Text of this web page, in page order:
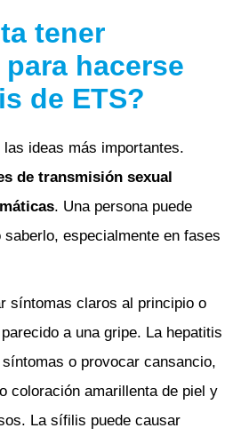
tener
hacerse
de ETS?
ideas más importantes.
de transmisión sexual
. Una persona puede
especialmente en fases
síntomas claros al principio o
a una gripe. La hepatitis
o provocar cansancio,
coloración amarillenta de piel y
La sífilis puede causar